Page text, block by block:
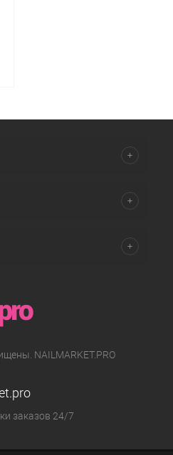
NAILMARKET.PRO
заказов 24/7